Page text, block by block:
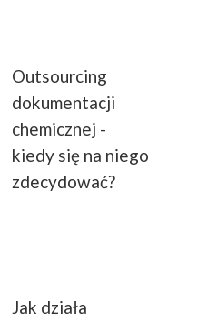
Outsourcing
dokumentacji
chemicznej -
kiedy się na niego
zdecydować?
Jak działa